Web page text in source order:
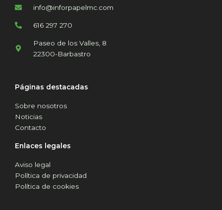
info@inforpapelmc.com
616 297 270
Paseo de los Valles, 8
22300-Barbastro
Páginas destacadas
Sobre nosotros
Noticias
Contacto
Enlaces legales
Aviso legal
Política de privacidad
Política de cookies